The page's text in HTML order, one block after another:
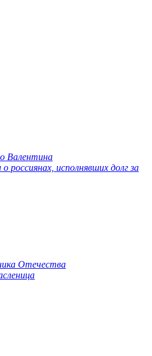
Валентина
россиянах, исполнявших долг за
Отечества